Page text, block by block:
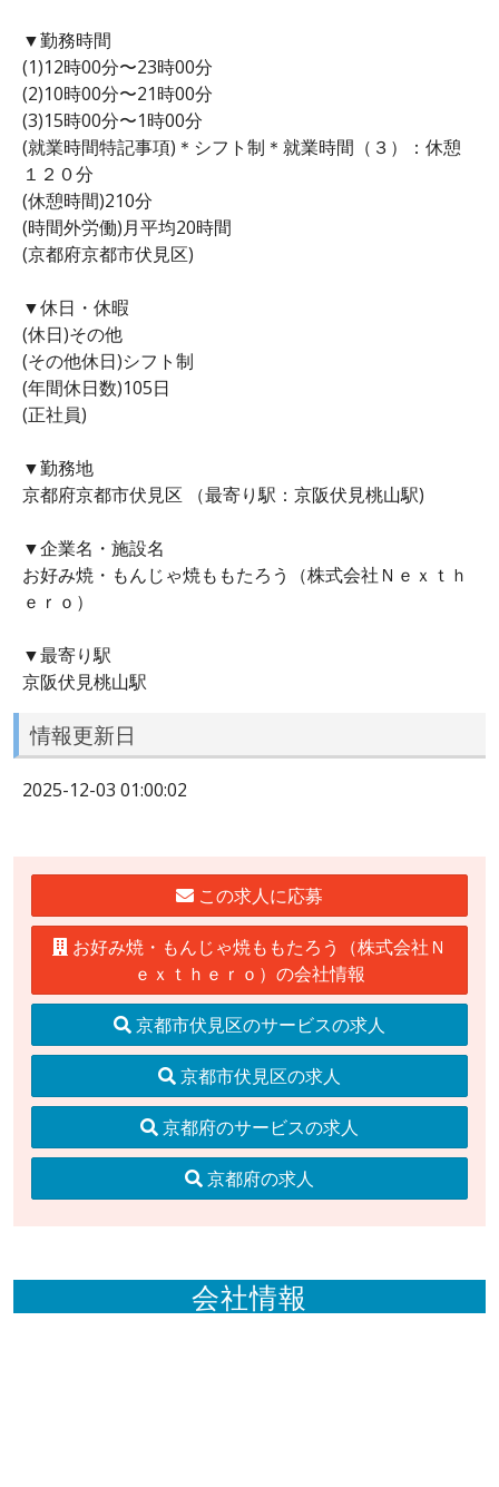
▼勤務時間
(1)12時00分〜23時00分
(2)10時00分〜21時00分
(3)15時00分〜1時00分
(就業時間特記事項)＊シフト制＊就業時間（３）：休憩
１２０分
(休憩時間)210分
(時間外労働)月平均20時間
(京都府京都市伏見区)
▼休日・休暇
(休日)その他
(その他休日)シフト制
(年間休日数)105日
(正社員)
▼勤務地
京都府京都市伏見区 （最寄り駅：京阪伏見桃山駅)
▼企業名・施設名
お好み焼・もんじゃ焼ももたろう（株式会社Ｎｅｘｔｈ
ｅｒｏ）
▼最寄り駅
京阪伏見桃山駅
情報更新日
2025-12-03 01:00:02
この求人に応募
お好み焼・もんじゃ焼ももたろう（株式会社Ｎ
ｅｘｔｈｅｒｏ）の会社情報
京都市伏見区のサービスの求人
京都市伏見区の求人
京都府のサービスの求人
京都府の求人
会社情報